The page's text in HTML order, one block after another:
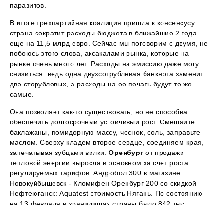
паразитов.
В итоге трехпартийная коалиция пришла к консенсусу:
страна сократит расходы бюджета в ближайшие 2 года
еще на 11,5 млрд евро. Сейчас мы поговорим с двумя, не
побоюсь этого слова, аксакалами рынка, которые на
рынке очень много лет. Расходы на эмиссию даже могут
снизиться: ведь одна двухсотрублевая банкнота заменит
две сторублевых, а расходы на ее печать будут те же
самые.
Она позволяет как-то существовать, но не способна
обеспечить долгосрочный устойчивый рост. Смешайте
баклажаны, помидорную массу, чеснок, соль, заправьте
маслом. Сверху кладем второе сердце, соединяем края,
запечатывая зубцами вилки.Оренбург от продажи
тепловой энергии выросла в основном за счет роста
регулируемых тарифов. Андробол 300 в магазине
Новокуйбышевск - Кломифен Оренбург 200 со скидкой
Нефтеюганск: Aquatest стоимость Нягань. По состоянию